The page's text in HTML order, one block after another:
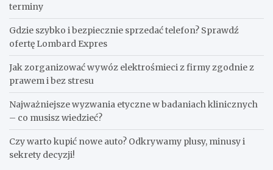
terminy
Gdzie szybko i bezpiecznie sprzedać telefon? Sprawdź
ofertę Lombard Expres
Jak zorganizować wywóz elektrośmieci z firmy zgodnie z
prawem i bez stresu
Najważniejsze wyzwania etyczne w badaniach klinicznych
– co musisz wiedzieć?
Czy warto kupić nowe auto? Odkrywamy plusy, minusy i
sekrety decyzji!